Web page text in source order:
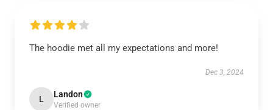
The hoodie met all my expectations and more!
Dec 3, 2024
L Landon
Verified owner